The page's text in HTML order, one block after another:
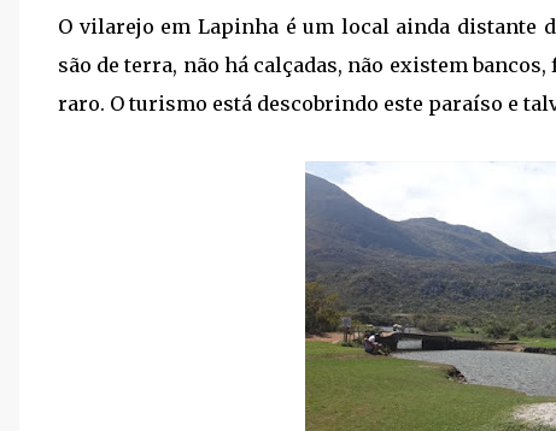
O vilarejo em Lapinha é um local ainda distante
são de terra, não há calçadas, não existem
raro. O turismo está descobrindo este paraíso e